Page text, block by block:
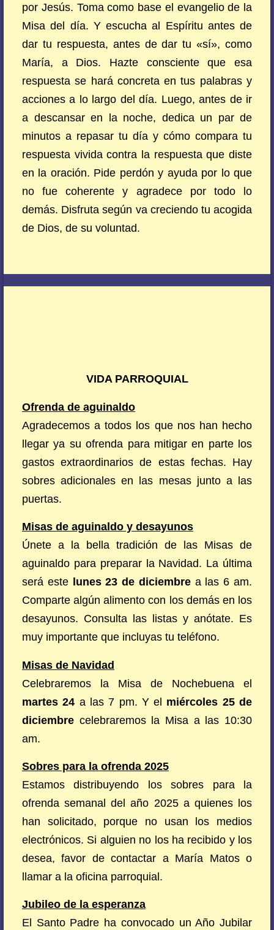
por Jesús. Toma como base el evangelio de la
Misa del día. Y escucha al Espíritu antes de
dar tu respuesta, antes de dar tu «sí», como
María, a Dios. Hazte consciente que esa
respuesta se hará concreta en tus palabras y
acciones a lo largo del día. Luego, antes de ir
a descansar en la noche, dedica un par de
minutos a repasar tu día y cómo compara tu
respuesta vivida contra la respuesta que diste
en la oración. Pide perdón y ayuda por lo que
no fue coherente y agradece por todo lo
demás. Disfruta según va creciendo tu acogida
de Dios, de su voluntad.
VIDA PARROQUIAL
Ofrenda de aguinaldo
Agradecemos a todos los que nos han hecho
llegar ya su ofrenda para mitigar en parte los
gastos extraordinarios de estas fechas. Hay
sobres adicionales en las mesas junto a las
puertas.
Misas de aguinaldo y desayunos
Únete a la bella tradición de las Misas de
aguinaldo para preparar la Navidad. La última
será este
lunes 23 de diciembrea las 6 am.
Comparte algún alimento con los demás en los
desayunos. Consulta las listas y anótate. Es
muy importante que incluyas tu teléfono.
Misas de Navidad
Celebraremos la Misa de Nochebuena el
martes 24 a las 7 pm. Y el miércoles 25 de
diciembre celebraremos la Misa a las 10:30
am.
Sobres para la ofrenda 2025
Estamos distribuyendo los sobres para la
ofrenda semanal del año 2025 a quienes los
han solicitado, porque no usan los medios
electrónicos. Si alguien no los ha recibido y los
desea, favor de contactar a María Matos o
llamar a la oficina parroquial.
Jubileo de la esperanza
El Santo Padre ha convocado un Año Jubilar